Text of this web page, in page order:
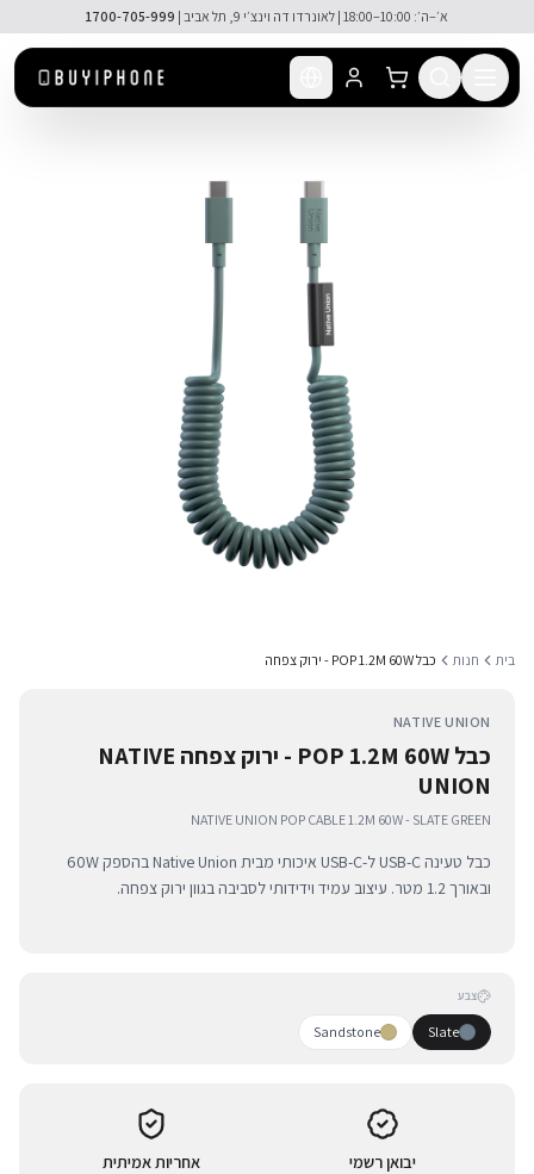
דלג לתוכן הראשי 🚚 משלוח מהיר חינם מעל ₪300
בית חנות כבל POP 1.2M 60W - ירוק צפחה
NATIVE UNION
כבל POP 1.2M 60W - ירוק צפחה NATIVE
UNION
NATIVE UNION POP CABLE 1.2M 60W - SLATE GREEN
כבל טעינה USB-C ל-USB-C איכותי מבית Native Union בהספק 60W
ובאורך 1.2 מטר. עיצוב עמיד וידידותי לסביבה בגוון ירוק צפחה.
צבע
Slate
Sandstone
יבואן רשמי אחריות אמיתית